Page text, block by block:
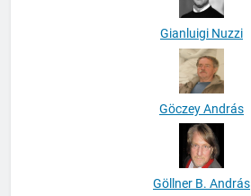
Gianluigi Nuzzi
Göczey András
Göllner B. András